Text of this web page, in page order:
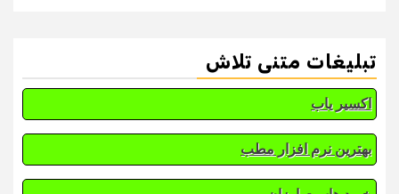
تبلیغات متنی تلاش
اکسیر یاب
بهترین نرم افزار مطب